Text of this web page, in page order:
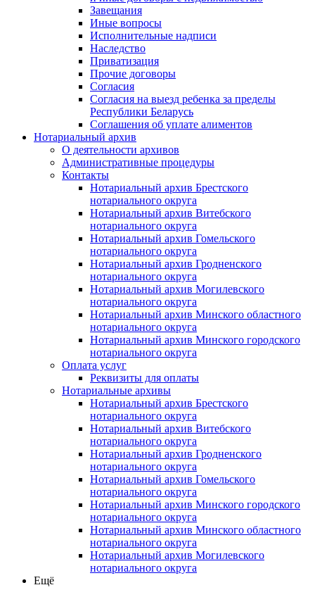
Завещания
Иные вопросы
Исполнительные надписи
Наследство
Приватизация
Прочие договоры
Согласия
Согласия на выезд ребенка за пределы
Республики Беларусь
Соглашения об уплате алиментов
Нотариальный архив
О деятельности архивов
Административные процедуры
Контакты
Нотариальный архив Брестского
нотариального округа
Нотариальный архив Витебского
нотариального округа
Нотариальный архив Гомельского
нотариального округа
Нотариальный архив Гродненского
нотариального округа
Нотариальный архив Могилевского
нотариального округа
Нотариальный архив Минского областного
нотариального округа
Нотариальный архив Минского городского
нотариального округа
Оплата услуг
Реквизиты для оплаты
Нотариальные архивы
Нотариальный архив Брестского
нотариального округа
Нотариальный архив Витебского
нотариального округа
Нотариальный архив Гродненского
нотариального округа
Нотариальный архив Гомельского
нотариального округа
Нотариальный архив Минского городского
нотариального округа
Нотариальный архив Минского областного
нотариального округа
Нотариальный архив Могилевского
нотариального округа
Ещё